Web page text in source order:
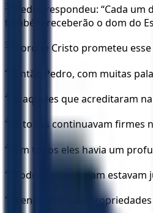
38
Pedro respondeu: “Cada
também receberão o dom do
39 Porque Cristo prometeu
40 Então Pedro, com muitas
41 E aqueles que acreditaram
42 E todos continuavam firmes
43 Em todos eles havia um
44 Todos os que criam
45 Vendendo suas